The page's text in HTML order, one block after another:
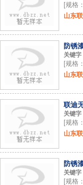
[规格
山东
防锈
关键字
[规格
山东
联迪
关键字
[规格
山东
防锈
关键字
[规格